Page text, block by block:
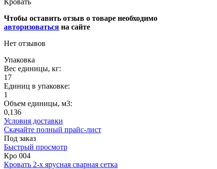
Чтобы оставить отзыв о товаре необходимо
авторизоваться на сайте
Нет отзывов
Упаковка
Вес единицы, кг:
17
Единиц в упаковке:
1
Объем единицы, м3:
0,136
Условия доставки
Скачайте полный прайс-лист
Под заказ
Быстрый просмотр
Кро 004
Кровать 2-х ярусная сварная сетка